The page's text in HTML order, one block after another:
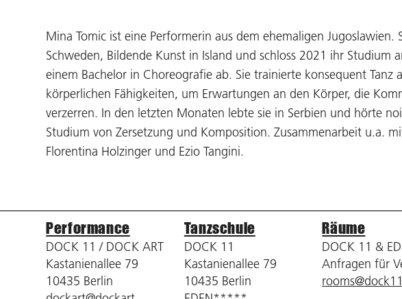
Mina Tomic ist eine Performerin aus dem ehemaligen
Schweden, Bildende Kunst in Island und schloss 2021 ihr Studium
einem Bachelor in Choreografie ab. Sie trainierte konsequent Tanz
körperlichen Fähigkeiten, um Erwartungen an den Körper, die
verzerren. In den letzten Monaten lebte sie in Serbien und hörte
Studium von Zersetzung und Komposition. Zusammenarbeit u.a.
Florentina Holzinger und Ezio Tangini.
Performance
DOCK 11 / DOCK ART
Kastanienallee 79
10435 Berlin
Tanzschule
DOCK 11
Kastanienallee 79
10435 Berlin
Räume
DOCK 11 &
Anfragen für